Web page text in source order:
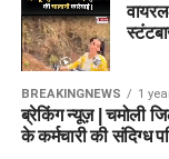
BREAKINGNEWS 1
ब्रेकिंग न्यूज़ | चमोली
के कर्मचारी की संदिग्ध